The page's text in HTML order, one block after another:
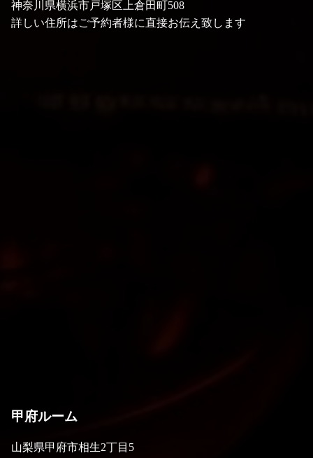
神奈川県横浜市戸塚区上倉田町508
詳しい住所はご予約者様に直接お伝え致します
甲府ルーム
山梨県甲府市相生2丁目5